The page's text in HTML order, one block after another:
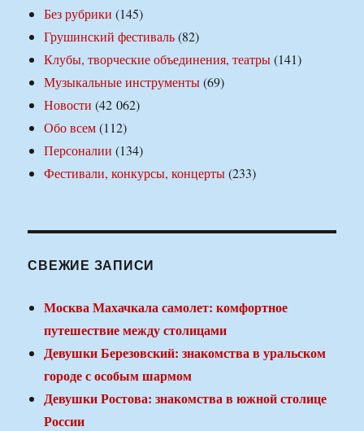
Без рубрики (145)
Грушинский фестиваль(82)
Клубы, творческие объединения, театры(141)
Музыкальные инструменты(69)
Новости (42 062)
Обо всем(112)
Персоналии (134)
Фестивали, конкурсы, концерты(233)
СВЕЖИЕ ЗАПИСИ
Москва Махачкала самолет: комфортное
путешествие между столицами
Девушки Березовский: знакомства в уральском
городе с особым шармом
Девушки Ростова: знакомства в южной столице
России